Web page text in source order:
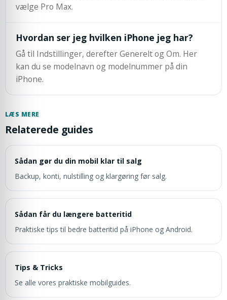
vælge Pro Max.
Hvordan ser jeg hvilken iPhone jeg har?
Gå til Indstillinger, derefter Generelt og Om. Her
kan du se modelnavn og modelnummer på din
iPhone.
LÆS MERE
Relaterede guides
Sådan gør du din mobil klar til salg
Backup, konti, nulstilling og klargøring før salg.
Sådan får du længere batteritid
Praktiske tips til bedre batteritid på iPhone og Android.
Tips & Tricks
Se alle vores praktiske mobilguides.